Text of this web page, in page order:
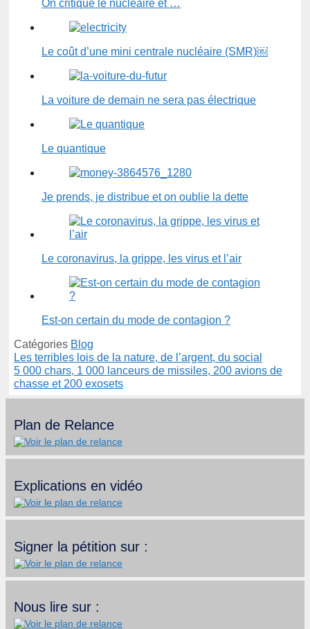
On critique le nucléaire et …
Le coût d’une mini centrale nucléaire (SMR)￼
La voiture de demain ne sera pas électrique
Le quantique
Je prends, je distribue et on oublie la dette
Le coronavirus, la grippe, les virus et l’air
Est-on certain du mode de contagion ?
Catégories Blog
Les terribles lois de la nature, de l’argent, du social
5 000 chars, 1 000 lanceurs de missiles, 200 avions de
chasse et 200 exosets
Plan de Relance
Explications en vidéo
Signer la pétition sur :
Nous lire sur :